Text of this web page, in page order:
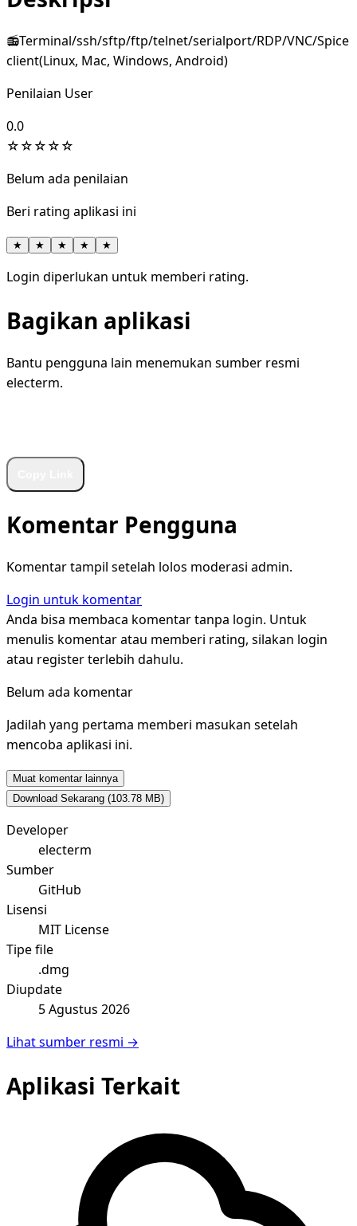
📻Terminal/ssh/sftp/ftp/telnet/serialport/RDP/VNC/Spice
client(Linux, Mac, Windows, Android)
Penilaian User
0.0
☆☆☆☆☆
Belum ada penilaian
Beri rating aplikasi ini
★ ★ ★ ★ ★
Login diperlukan untuk memberi rating.
Bagikan aplikasi
Bantu pengguna lain menemukan sumber resmi
electerm.
Komentar Pengguna
Komentar tampil setelah lolos moderasi admin.
Login untuk komentar
Anda bisa membaca komentar tanpa login. Untuk
menulis komentar atau memberi rating, silakan login
atau register terlebih dahulu.
Belum ada komentar
Jadilah yang pertama memberi masukan setelah
mencoba aplikasi ini.
Muat komentar lainnya
Download Sekarang (103.78 MB)
Developer
electerm
Sumber
GitHub
Lisensi
MIT License
Tipe file
.dmg
Diupdate
5 Agustus 2026
Lihat sumber resmi →
Aplikasi Terkait